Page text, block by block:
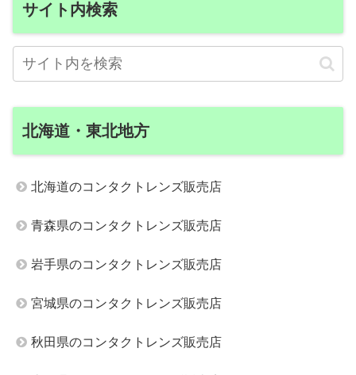
サイト内検索
北海道・東北地方
北海道のコンタクトレンズ販売店
青森県のコンタクトレンズ販売店
岩手県のコンタクトレンズ販売店
宮城県のコンタクトレンズ販売店
秋田県のコンタクトレンズ販売店